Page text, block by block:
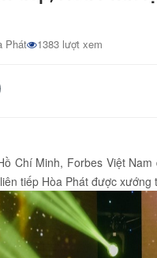
Phát 1383 lượt xem
Chí Minh, Forbes Việt
tiếp Hòa Phát được xướng